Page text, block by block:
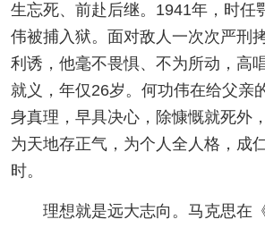
生忘死、前赴后继。1941年，时任
伟被捕入狱。面对敌人一次次严刑
利诱，他毫不畏惧、不为所动，高
就义，年仅26岁。何功伟在给父亲
身真理，早具决心，除慷慨就死外
为天地存正气，为个人全人格，成
时。
理想就是远大志向。马克思在